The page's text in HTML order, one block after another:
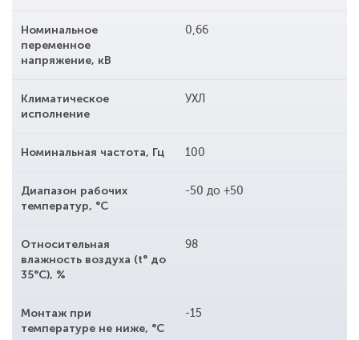
Номинальное
переменное
напряжение, кВ
0,66
Климатическое
исполнение
УХЛ
Номинальная частота, Гц 100
Диапазон рабочих
температур, °С
-50 до +50
Относительная
влажность воздуха (t° до
35°С), %
98
Монтаж при
температуре не ниже, °С
-15